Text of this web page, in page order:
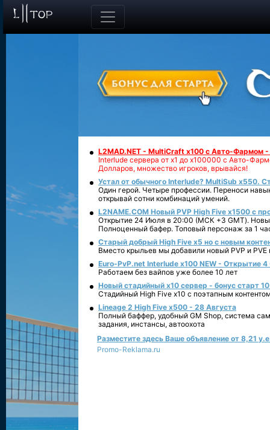
L2MAD.NET - MultiCraft x100 с Авто-Фармом
Interlude сервера от х1 до х100000 с Авто-
Долларов, множество игроков, врывайся!
Устал от обычного Interlude? MultiSub x550.
Один герой. Четыре профессии. Переноси
открывай сотни комбинаций умений.
L2NAME.COM Новый PVP High Five x1500 с
Открытие 24 Июля в 20:00 (МСК +3 GMT).
Полноценный бафер. Топовый персонаж за 1
Старый добрый High Five x5 но с новым
Вместо крыльев мы добавили новый PVP и PVE
Euro-PvP.net Interlude х100 NEW - Открытие 4
Работаем без вайпов уже более 10 лет
Новый стадийный х10 сервер - бонус старт
Стадийный High Five x10 с поэтапным
Lineage 2 High Five x500 - 28 Августа
Полный баффер, удобный GM Shop, система
задания, инстансы, автоохота
Разместите здесь Ваше объявление от 8,21
Promo-Reklama.ru